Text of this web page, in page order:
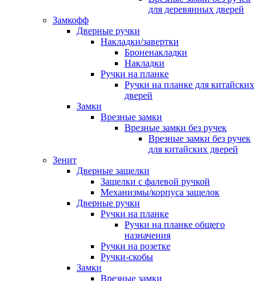
для деревянных дверей
Замкофф
Дверные ручки
Накладки/завертки
Броненакладки
Накладки
Ручки на планке
Ручки на планке для китайских
дверей
Замки
Врезные замки
Врезные замки без ручек
Врезные замки без ручек
для китайских дверей
Зенит
Дверные защелки
Защелки с фалевой ручкой
Механизмы/корпуса защелок
Дверные ручки
Ручки на планке
Ручки на планке общего
назначения
Ручки на розетке
Ручки-скобы
Замки
Врезные замки